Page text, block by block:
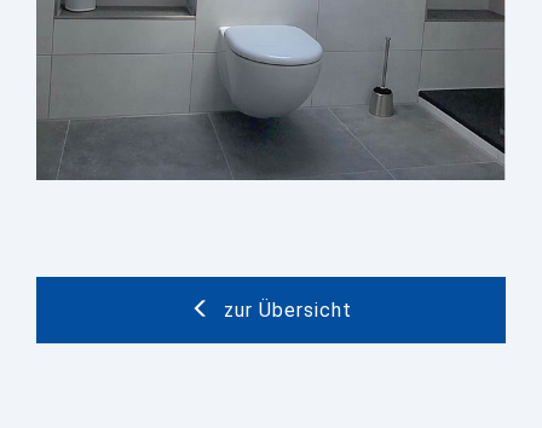
zur Übersicht